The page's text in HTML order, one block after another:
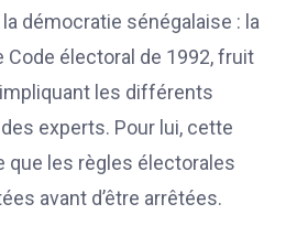
démocratie sénégalaise : la
électoral de 1992, fruit
les différents
experts. Pour lui, cette
que les règles électorales
avant d’être arrêtées.